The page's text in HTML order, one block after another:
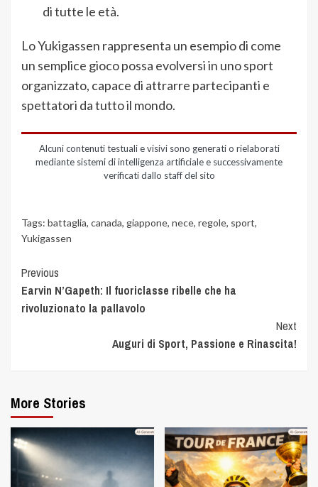
di tutte le età.
Lo Yukigassen rappresenta un esempio di come
un semplice gioco possa evolversi in uno sport
organizzato, capace di attrarre partecipanti e
spettatori da tutto il mondo.
Alcuni contenuti testuali e visivi sono generati o rielaborati
mediante sistemi di intelligenza artificiale e successivamente
verificati dallo staff del sito
Tags: battaglia, canada, giappone, nece, regole, sport,
Yukigassen
Previous
Earvin N’Gapeth: Il fuoriclasse ribelle che ha
rivoluzionato la pallavolo
Next
Auguri di Sport, Passione e Rinascita!
More Stories